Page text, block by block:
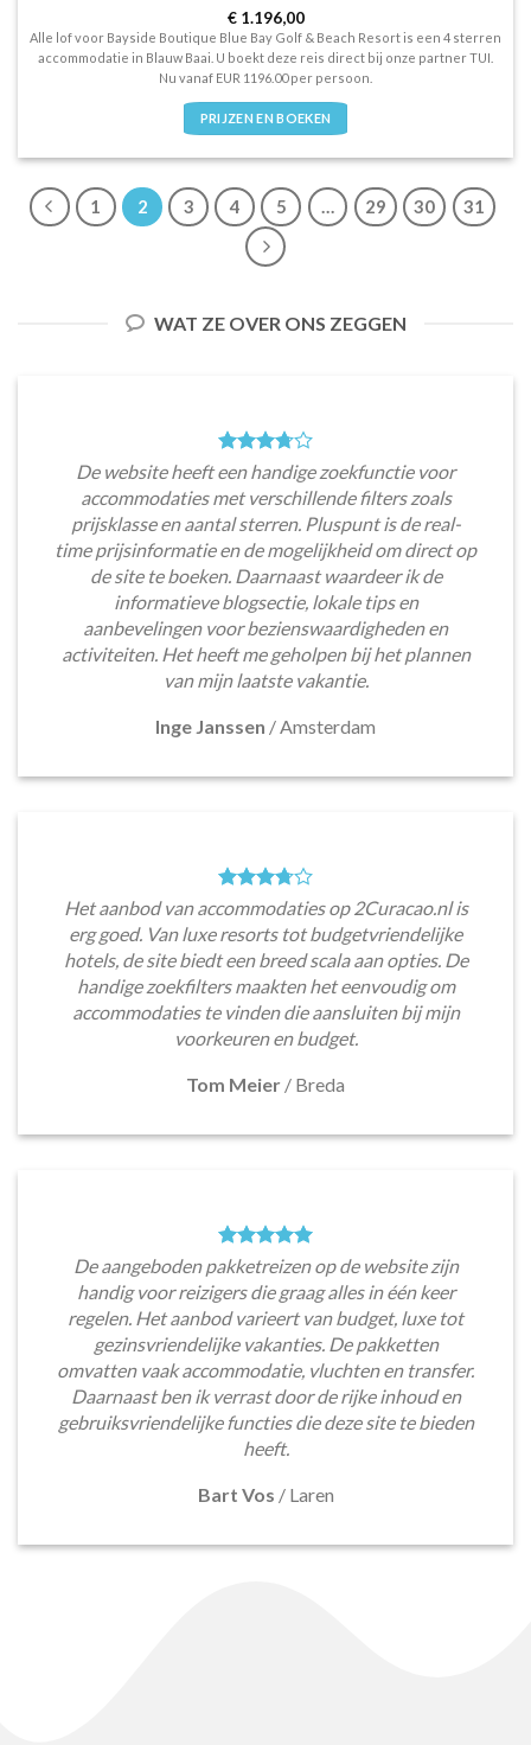
Waardering
4uit 5
€1.196,00
Alle lof voor Bayside Boutique Blue Bay Golf & Beach Resort is een 4 sterren
accommodatie in Blauw Baai. U boekt deze reis direct bij onze partner TUI.
Nu vanaf EUR 1196.00 per persoon.
PRIJZEN EN BOEKEN
1 2 3 4 5 … 29 30 31
WAT ZE OVER ONS ZEGGEN
De website heeft een handige zoekfunctie voor
accommodaties met verschillende filters zoals
prijsklasse en aantal sterren. Pluspunt is de real-
time prijsinformatie en de mogelijkheid om direct op
de site te boeken. Daarnaast waardeer ik de
informatieve blogsectie, lokale tips en
aanbevelingen voor bezienswaardigheden en
activiteiten. Het heeft me geholpen bij het plannen
van mijn laatste vakantie.
Inge Janssen /Amsterdam
Het aanbod van accommodaties op 2Curacao.nl is
erg goed. Van luxe resorts tot budgetvriendelijke
hotels, de site biedt een breed scala aan opties. De
handige zoekfilters maakten het eenvoudig om
accommodaties te vinden die aansluiten bij mijn
voorkeuren en budget.
Tom Meier / Breda
De aangeboden pakketreizen op de website zijn
handig voor reizigers die graag alles in één keer
regelen. Het aanbod varieert van budget, luxe tot
gezinsvriendelijke vakanties. De pakketten
omvatten vaak accommodatie, vluchten en transfer.
Daarnaast ben ik verrast door de rijke inhoud en
gebruiksvriendelijke functies die deze site te bieden
heeft.
Bart Vos / Laren